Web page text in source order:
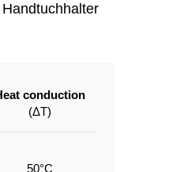
conduction
(ΔT)
50°C